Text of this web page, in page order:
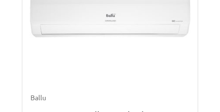
Ballu